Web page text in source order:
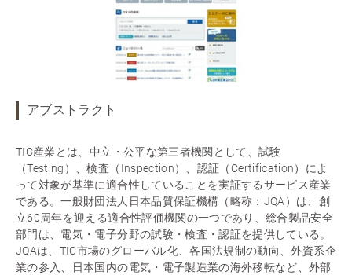
アブストラクト
TIC産業とは、中立・公平な第三者機関として、試験
（Testing）、検査（Inspection）、認証（Certification）によ
って対象が基準に適合性していることを実証するサービス産業
である。一般財団法人日本品質保証機構（略称：JQA）は、創
立60周年を迎える適合性評価機関の一つであり、総合製品安全
部門は、電気・電子分野の試験・検査・認証を提供している。
JQAは、TIC市場のグローバル化、各国法規制の動向、外資系企
業の参入、日本国内の電気・電子製造業の海外移転など、外部